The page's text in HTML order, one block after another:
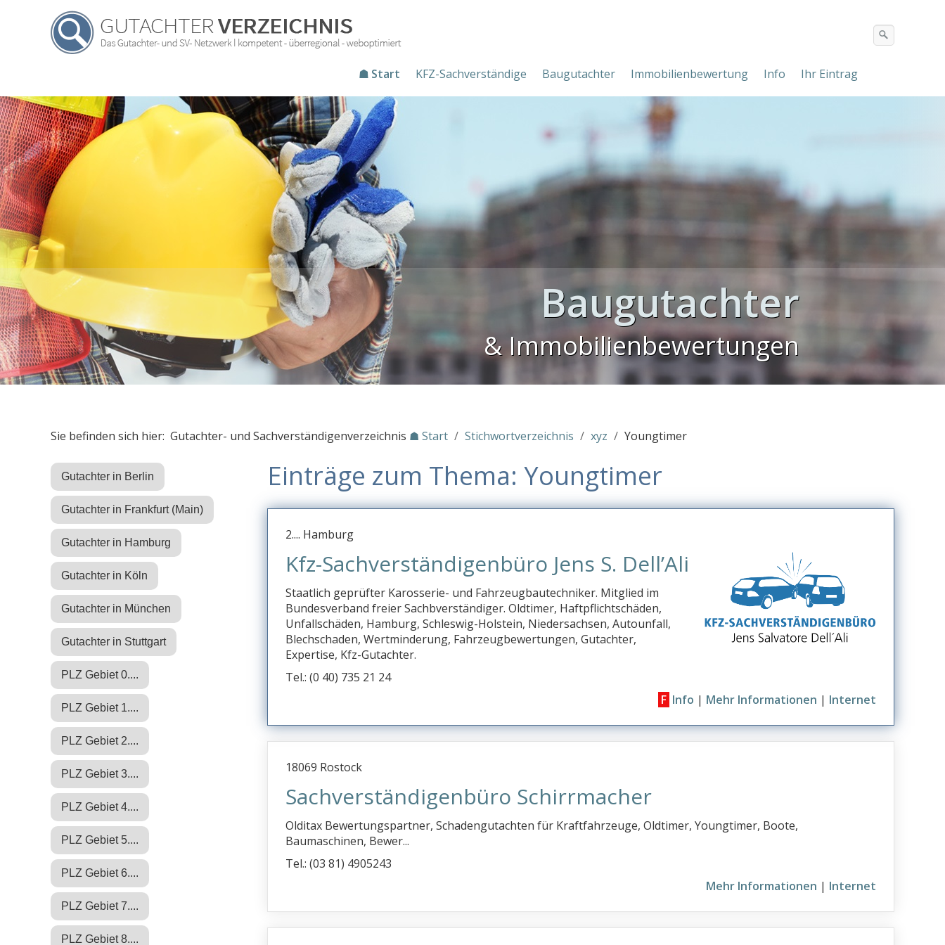
☗ Start KFZ-Sachverständige Baugutachter Immobilienbewertung Info Ihr Eintrag
Baugutachter
& Immobilienbewertungen
Sie befinden sich hier: Gutachter- und Sachverständigenverzeichnis ☗ Start / Stichwortverzeichnis / xyz / Youngtimer
Gutachter in Berlin
Gutachter in Frankfurt (Main)
Gutachter in Hamburg
Gutachter in Köln
Gutachter in München
Gutachter in Stuttgart
PLZ Gebiet 0....
PLZ Gebiet 1....
PLZ Gebiet 2....
PLZ Gebiet 3....
PLZ Gebiet 4....
PLZ Gebiet 5....
PLZ Gebiet 6....
PLZ Gebiet 7....
PLZ Gebiet 8....
Einträge zum Thema: Youngtimer
2.... Hamburg
Kfz-Sachverständigenbüro Jens S. Dell’Ali
Staatlich geprüfter Karosserie- und Fahrzeugbautechniker. Mitglied im
Bundesverband freier Sachbverständiger. Oldtimer, Haftpflichtschäden,
Unfallschäden, Hamburg, Schleswig-Holstein, Niedersachsen, Autounfall,
Blechschaden, Wertminderung, Fahrzeugbewertungen, Gutachter,
Expertise, Kfz-Gutachter.
Tel.: (0 40) 735 21 24
F Info | Mehr Informationen | Internet
18069 Rostock
Sachverständigenbüro Schirrmacher
Olditax Bewertungspartner, Schadengutachten für Kraftfahrzeuge, Oldtimer, Youngtimer, Boote,
Baumaschinen, Bewer...
Tel.: (03 81) 4905243
Mehr Informationen | Internet